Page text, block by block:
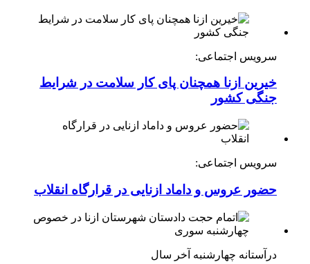
سرویس اجتماعی:
خیرین ازنا همچنان پای کار سلامت در شرایط
جنگی کشور
سرویس اجتماعی:
حضور عروس و داماد ازنایی در قرارگاه انقلاب
درآستانه چهارشنبه آخر سال